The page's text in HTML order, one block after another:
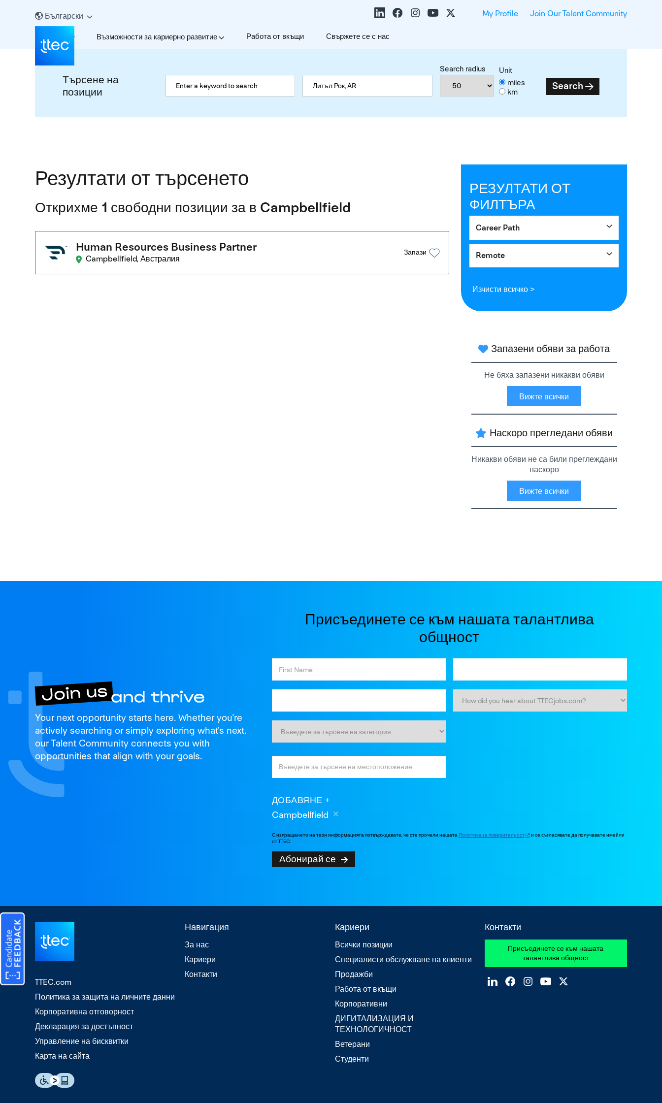
Български My Profile Join Our Talent Community
За нас Възможности за кариерно развитие Работа от вкъщи Свържете се с нас
Търсене на
позиции
Search radius
Unit
miles
km
Search
Резултати от търсенето
Открихме 1 свободни позиции за в Campbellfield
Human Resources Business Partner
Campbellfield, Австралия
Запази
РЕЗУЛТАТИ ОТ
ФИЛТЪРА
Career Path
Remote
Изчисти всичко >
Запазени обяви за работа
Не бяха запазени никакви обяви
Вижте всички
Наскоро прегледани обяви
Никакви обяви не са били преглеждани
наскоро
Вижте всички
Join us
and thrive
Your next opportunity starts here. Whether you're
actively searching or simply exploring what’s next.
our Talent Community connects you with
opportunities that align with your goals.
Присъединете се към нашата талантлива
общност
ДОБАВЯНЕ
Campbellfield
С изпращането на тази информацията потвърждавате, че сте прочели нашата Политика за поверителност
и се съгласявате да получавате имейли
от TTEC.
Абонирай се
TTEC.com
Политика за защита на личните данни
Корпоративна отговорност
Декларация за достъпност
Управление на бисквитки
Карта на сайта
Навигация
За нас
Кариери
Контакти
Кариери
Всички позиции
Специалисти обслужване на клиенти
Продажби
Работа от вкъщи
Корпоративни
ДИГИТАЛИЗАЦИЯ И
ТЕХНОЛОГИЧНОСТ
Ветерани
Студенти
Контакти
Присъединете се към нашата
талантлива общност